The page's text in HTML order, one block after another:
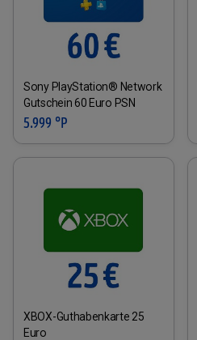
Sony PlayStation® Network
Gutschein 60 Euro PSN
5.999 °P
XBOX-Guthabenkarte 25
Euro